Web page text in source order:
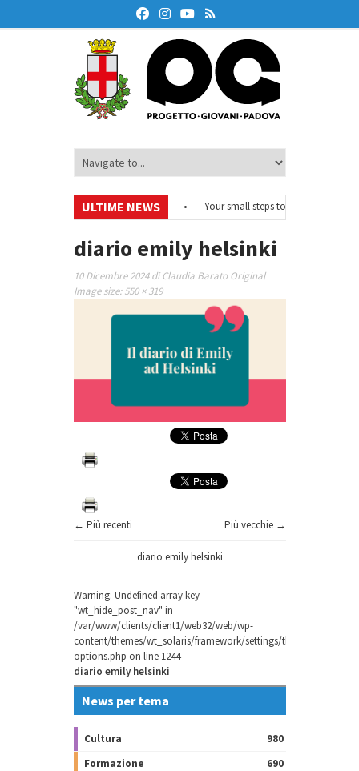
ULTIME NEWS
#EurodeskOnAir – Ciclo di webinar
Your small steps towards
educazione finanziaria
• Oxford Debate Lab – Borse di studio 2026/27
diario emily helsinki
10 Dicembre 2024 diClaudia Barato Original
Image size:550 × 319
← Più recenti Più vecchie →
diario emily helsinki
Warning: Undefined array key
"wt_hide_post_nav" in
/var/www/clients/client1/web32/web/wp-
content/themes/wt_solaris/framework/settings/theme-
options.php on line 1244
diario emily helsinki
News per tema
Cultura
980
Formazione
690